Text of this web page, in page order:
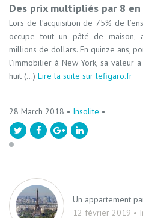
Des prix multipliés par 8 en
Lors de l’acquisition de 75% de
occupe tout un pâté de maison,
millions de dollars. En quinze ans,
l’immobilier à New York, sa valeur
huit (...) Lire la suite sur lefigaro.fr
28 March 2018 • Insolite •
Un appartement
12 février 2019 •